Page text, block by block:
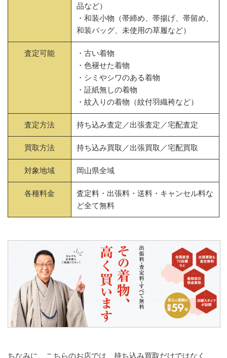
品など）
・和装小物（帯締め、帯揚げ、帯留め、
和装バッグ、未使用の草履など）
査定可能
・古い着物
・色褪せた着物
・シミやシワのある着物
・証紙無しの着物
・紋入りの着物（紋付羽織袴など）
査定方法 持ち込み査定／出張査定／宅配査定
買取方法 持ち込み買取／出張買取／宅配買取
対象地域 岡山県全域
各種料金
査定料・出張料・送料・キャンセル料な
ど全て無料
ちなみに、こちらのお店では、持ち込み買取だけではなく、